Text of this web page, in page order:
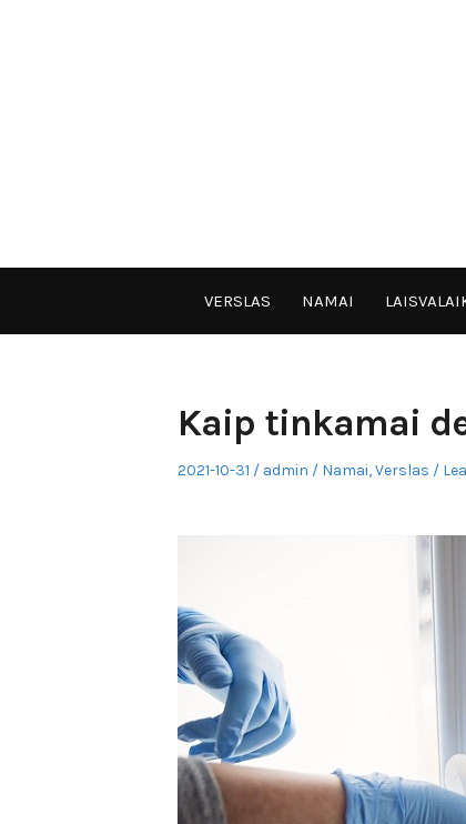
VPULF
VERSLAS NAMAI
Kaip tinkamai
Posted
2021-10-31 Author
admin
Posted
Namai,Verslas